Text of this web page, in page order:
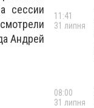
сессии
Андрей
11:41
31 липня
08:00
31 липня